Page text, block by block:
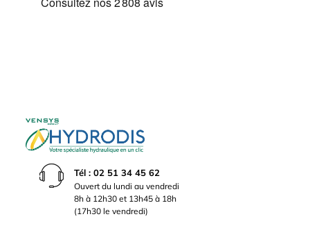
Tél : 02 51 34 45 62
Ouvert du lundi au vendredi
8h à 12h30 et 13h45 à 18h
(17h30 le vendredi)